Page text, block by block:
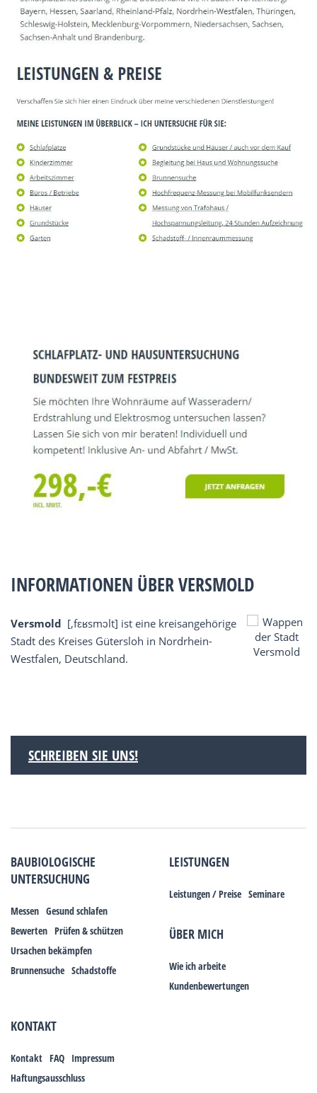
INFORMATIONEN ÜBER VERSMOLD
Versmold [‚fɛʁsmɔlt] ist eine kreisangehörige
Stadt des Kreises Gütersloh in Nordrhein-
Westfalen, Deutschland.
SCHREIBEN SIE UNS!
BAUBIOLOGISCHE
UNTERSUCHUNG
Messen Gesund schlafen
Bewerten Prüfen & schützen
Ursachen bekämpfen
Brunnensuche Schadstoffe
LEISTUNGEN
Leistungen / Preise Seminare
ÜBER MICH
Wie ich arbeite
Kundenbewertungen
KONTAKT
Kontakt FAQ Impressum
Haftungsausschluss